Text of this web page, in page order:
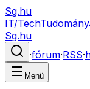
Sg.hu
IT/TechTudomány
Sg.hu
·fórum·RSS·
Menü